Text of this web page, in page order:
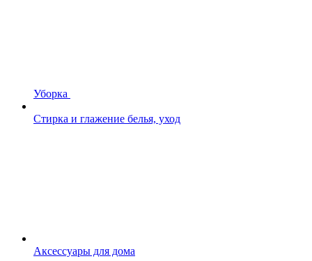
Уборка
Стирка и глажение белья, уход
Аксессуары для дома